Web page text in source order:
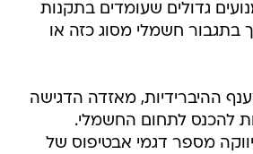
גדולים שעומדים בתקנות
בתגבור חשמלי מסוג כזה או
ההיברידיות, מאזדה הדגישה
להכנס לתחום החשמלי.
מספר דגמי אבטיפוס של